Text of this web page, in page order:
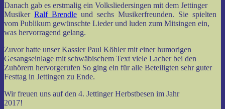
Danach gab es erstmalig ein Volksliedersingen mit dem Jettinger
Musiker Ralf Brendle und sechs Musikerfreunden. Sie spielten
vom Publikum gewünschte Lieder und luden zum Mitsingen ein,
was hervorragend gelang.
Zuvor hatte unser Kassier Paul Köhler mit einer humorigen
Gesangseinlage mit schwäbischem Text viele Lacher bei den
Zuhörern hervorgerufen So ging ein für alle Beteiligten sehr guter
Festtag in Jettingen zu Ende.
Wir freuen uns auf den 4. Jettinger Herbstbesen im Jahr
2017!